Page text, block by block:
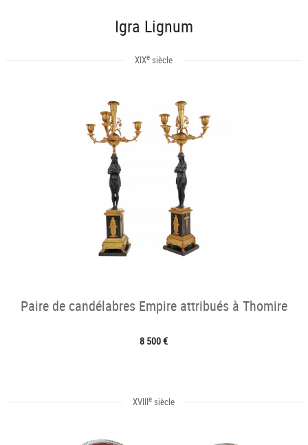
Igra Lignum
XIXe siècle
Paire de candélabres Empire attribués à Thomire
8 500 €
XVIIIe siècle